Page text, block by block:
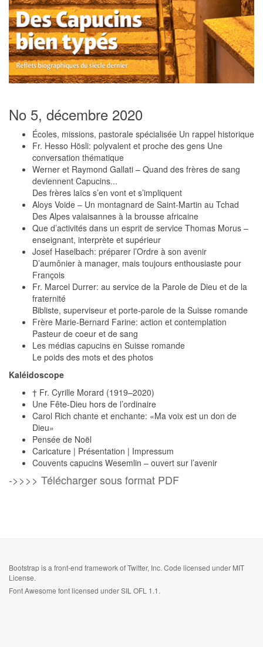
No 5, décembre 2020
Écoles, missions, pastorale spécialisée Un rappel historique
Fr. Hesso Hösli: polyvalent et proche des gens Une
conversation thématique
Werner et Raymond Gallati – Quand des frères de sang
deviennent Capucins...
Des frères laïcs s’en vont et s’impliquent
Aloys Voide – Un montagnard de Saint-Martin au Tchad
Des Alpes valaisannes à la brousse africaine
Que d’activités dans un esprit de service Thomas Morus –
enseignant, interprète et supérieur
Josef Haselbach: préparer l’Ordre à son avenir
D’aumônier à manager, mais toujours enthousiaste pour
François
Fr. Marcel Durrer: au service de la Parole de Dieu et de la
fraternité
Bibliste, superviseur et porte-parole de la Suisse romande
Frère Marie-Bernard Farine: action et contemplation
Pasteur de coeur et de sang
Les médias capucins en Suisse romande
Le poids des mots et des photos
Kaléidoscope
† Fr. Cyrille Morard (1919–2020)
Une Fête-Dieu hors de l’ordinaire
Carol Rich chante et enchante: «Ma voix est un don de
Dieu»
Pensée de Noël
Caricature | Présentation | Impressum
Couvents capucins Wesemlin – ouvert sur l’avenir
->>>> Télécharger sous format PDF
Bootstrapis a front-end framework of Twitter, Inc. Code licensed under MIT
License.
Font Awesome font licensed underSIL OFL 1.1 .